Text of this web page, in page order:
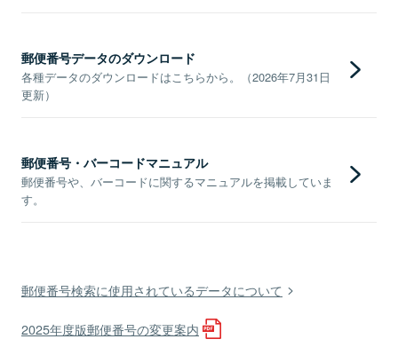
郵便番号データのダウンロード
各種データのダウンロードはこちらから。（2026年7月31日
更新）
郵便番号・バーコードマニュアル
郵便番号や、バーコードに関するマニュアルを掲載していま
す。
郵便番号検索に使用されているデータについて
2025年度版郵便番号の変更案内